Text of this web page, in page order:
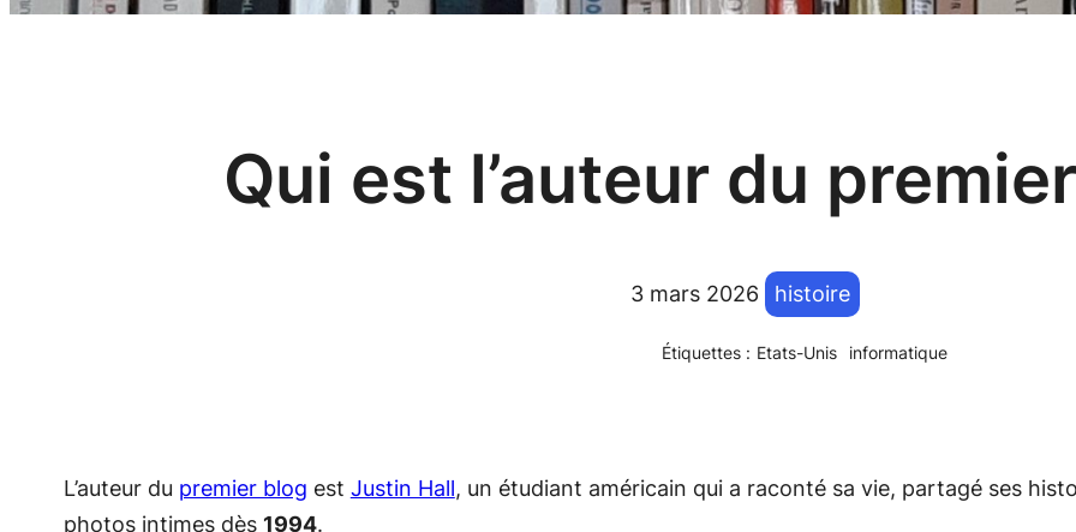
Qui est l’auteur du
3 mars 2026 histoire
Étiquettes : Etats-Unis informatique
L’auteur du premier blog est Justin Hall, un étudiant américain qui a raconté sa vie, partagé ses
photos intimes dès 1994.